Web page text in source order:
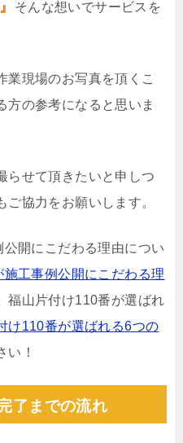
そんな想いでサービスを
業現場のお写真を頂くこ
方の参考になると思いま
らせて頂きたいと申しつ
協力をお願いします。
開にこだわる理由につい
工事例公開にこだわる理
福山片付け110番が選ばれ
け110番が選ばれる6つの
い！
了までの流れ